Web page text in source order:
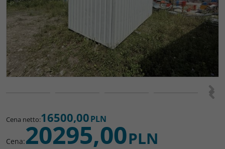
<
Cena netto:16500,00PLN
Cena:20295,00PLN